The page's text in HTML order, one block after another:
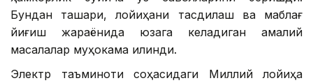
Бундан ташқари, лойиҳани тасдиқлаш ва маблағ
йиғиш жараёнида юзага келадиган амалий
масалалар муҳокама қилинди.
Электр таъминоти соҳасидаги Миллий лойиҳа